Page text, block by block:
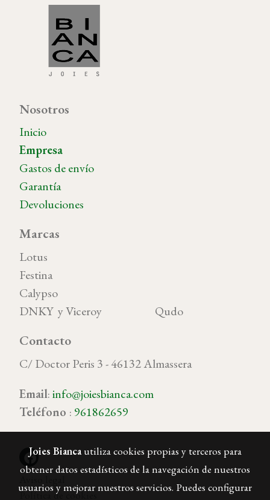
Nosotros
Inicio
Empresa
Gastos de envío
Garantía
Devoluciones
Marcas
Lotus
Festina
Calypso
DNKY y Viceroy Qudo
Contacto
C/ Doctor Peris 3 - 46132 Almassera
Email:info@joiesbianca.com
Teléfono : 961862659
Política de cookies
Joies Biancautiliza cookies propias y terceros para
obtener datos estadísticos de la navegación de nuestros
usuarios y mejorar nuestros servicios. Puedes configurar